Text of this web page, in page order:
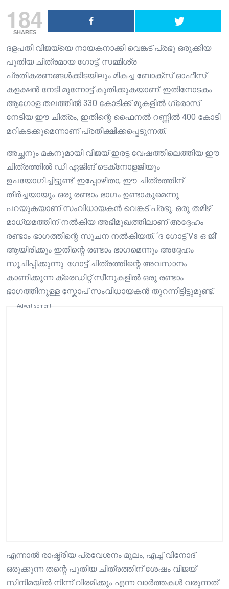
184
SHARES
ദളപതി വിജയ്‌യെ നായകനാക്കി വെങ്കട് പ്രഭു ഒരുക്കിയ
പുതിയ ചിത്രമായ ഗോട്ട്, സമ്മിശ്ര
പ്രതികരണങ്ങൾക്കിടയിലും മികച്ച ബോക്സ് ഓഫീസ്
കളക്ഷൻ നേടി മുന്നോട്ട് കുതിക്കുകയാണ്. ഇതിനോടകം
ആഗോള തലത്തിൽ 330 കോടിക്ക് മുകളിൽ ഗ്രോസ്
നേടിയ ഈ ചിത്രം, ഇതിന്റെ ഫൈനൽ റണ്ണിൽ 400 കോടി
മറികടക്കുമെന്നാണ് പ്രതീക്ഷിക്കപ്പെടുന്നത്.
അച്ഛനും മകനുമായി വിജയ് ഇരട്ട വേഷത്തിലെത്തിയ ഈ
ചിത്രത്തിൽ ഡീ ഏജിങ് ടെക്‌നോളജിയും
ഉപയോഗിച്ചിട്ടുണ്ട്. ഇപ്പോഴിതാ, ഈ ചിത്രത്തിന്
തീർച്ചയായും ഒരു രണ്ടാം ഭാഗം ഉണ്ടാകുമെന്നു
പറയുകയാണ് സംവിധായകൻ വെങ്കട് പ്രഭു. ഒരു തമിഴ്
മാധ്യമത്തിന് നൽകിയ അഭിമുഖത്തിലാണ് അദ്ദേഹം
രണ്ടാം ഭാഗത്തിന്റെ സൂചന നൽകിയത്. ‘ദ ഗോട്ട് Vs ഒ ജി’
ആയിരിക്കും ഇതിന്റെ രണ്ടാം ഭാഗമെന്നും അദ്ദേഹം
സൂചിപ്പിക്കുന്നു. ഗോട്ട് ചിത്രത്തിന്റെ അവസാനം
കാണിക്കുന്ന ക്രെഡിറ്റ് സീനുകളിൽ ഒരു രണ്ടാം
ഭാഗത്തിനുള്ള സ്കോപ് സംവിധായകൻ തുറന്നിട്ടിട്ടുമുണ്ട്.
Advertisement
എന്നാൽ രാഷ്ട്രീയ പ്രവേശനം മൂലം, എച്ച് വിനോദ്
ഒരുക്കുന്ന തന്റെ പുതിയ ചിത്രത്തിന് ശേഷം വിജയ്
സിനിമയിൽ നിന്ന് വിരമിക്കും എന്ന വാർത്തകൾ വരുന്നത്